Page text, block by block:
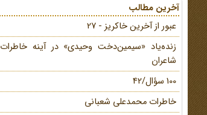
هوش مصنوعی
آخرین مطالب
عبور از آخرین خاکریز - 27
زنده‌یاد «سیمین‌دخت وحیدی» در آینه خاطرات
شاعران
100 سؤال/42
خاطرات محمد‌علی شعبانی